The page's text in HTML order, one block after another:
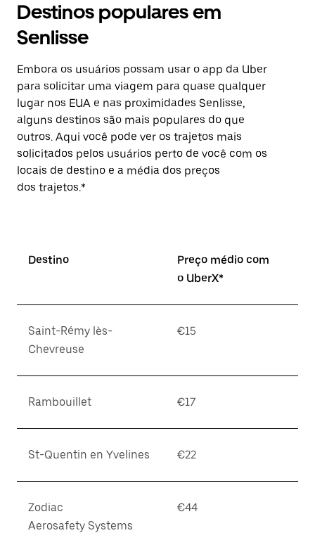
Destinos populares em
Senlisse
Embora os usuários possam usar o app da Uber
para solicitar uma viagem para quase qualquer
lugar nos EUA e nas proximidades Senlisse,
alguns destinos são mais populares do que
outros. Aqui você pode ver os trajetos mais
solicitados pelos usuários perto de você com os
locais de destino e a média dos preços
dos trajetos.*
Destino
Preço médio com
o UberX*
Saint-Rémy lès-
Chevreuse
€15
Rambouillet €17
St-Quentin en Yvelines €22
Zodiac
Aerosafety Systems
€44